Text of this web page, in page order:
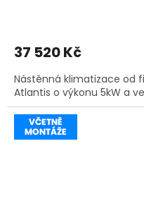
37 520 Kč
Nástěnná klimatizace od
Atlantis o výkonu 5kW a